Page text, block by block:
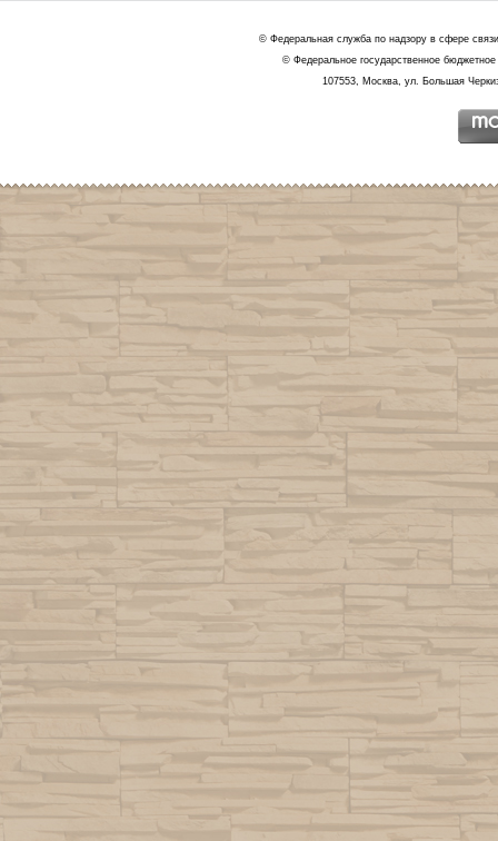
© Федеральная служба по надзору в сфере
© Федеральное государственное
107553, Москва, ул. Большая